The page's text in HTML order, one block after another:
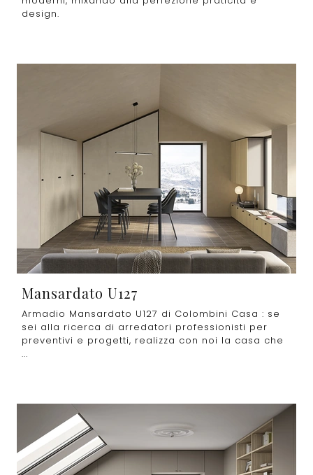
design.
Mansardato U127
Armadio Mansardato U127 di Colombini Casa : se
sei alla ricerca di arredatori professionisti per
preventivi e progetti, realizza con noi la casa che
...